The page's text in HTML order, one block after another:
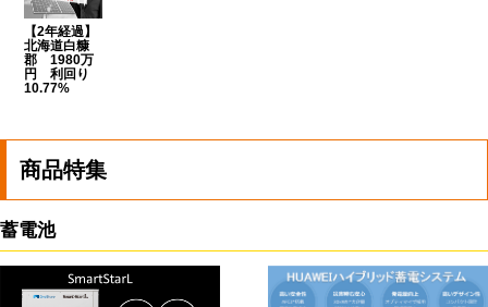
【2年経過】
北海道白糠
郡 1980万
円 利回り
10.77%
商品特集
蓄電池